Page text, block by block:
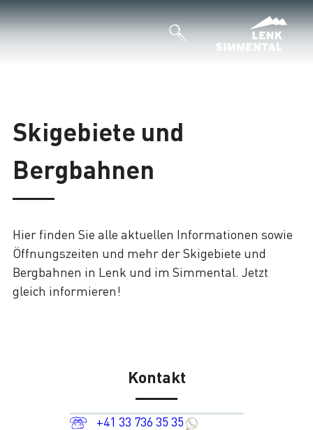
Skigebiete und
Bergbahnen
Hier finden Sie alle aktuellen Informationen sowie
Öffnungszeiten und mehr der Skigebiete und
Bergbahnen in Lenk und im Simmental. Jetzt
gleich informieren!
Kontakt
+41 33 736 35 35